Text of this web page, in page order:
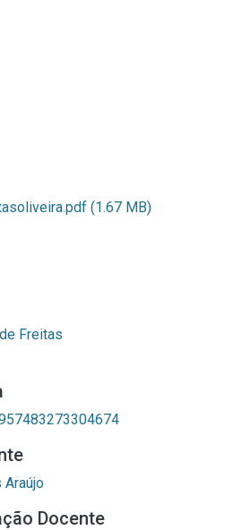
(1.67 MB)
Freitas
Araújo
Docente